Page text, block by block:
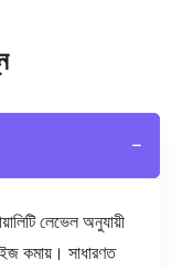
−
লেভেল অনুযায়ী
কমায়। সাধারণত